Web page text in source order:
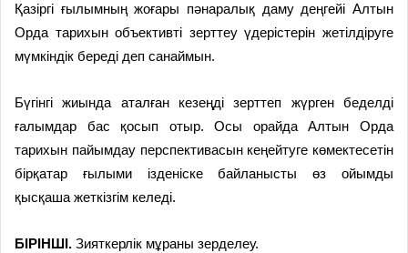
Қазіргі ғылымның жоғары пәнаралық даму деңгейі Алтын
Орда тарихын объективті зерттеу үдерістерін жетілдіруге
мүмкіндік береді деп санаймын.
Бүгінгі жиында аталған кезеңді зерттеп жүрген беделді
ғалымдар бас қосып отыр. Осы орайда Алтын Орда
тарихын пайымдау перспективасын кеңейтуге көмектесетін
бірқатар ғылыми ізденіске байланысты өз ойымды
қысқаша жеткізгім келеді.
БІРІНШІ. Зияткерлік мұраны зерделеу.